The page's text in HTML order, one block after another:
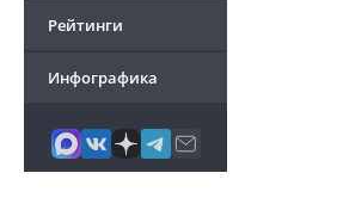
Рейтинги
Инфографика